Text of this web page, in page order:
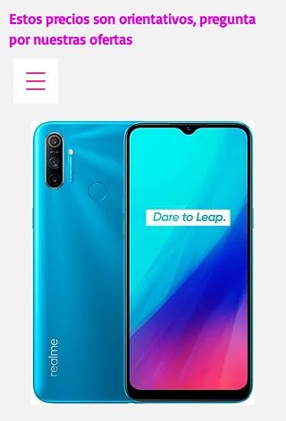
Estos precios son orientativos, pregunta
por nuestras ofertas